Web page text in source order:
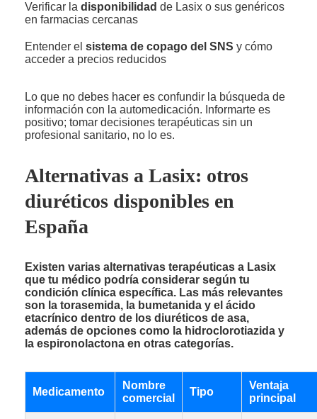
Verificar la disponibilidad de Lasix o sus genéricos
en farmacias cercanas
Entender el sistema de copago del SNS y cómo
acceder a precios reducidos
Lo que no debes hacer es confundir la búsqueda de
información con la automedicación. Informarte es
positivo; tomar decisiones terapéuticas sin un
profesional sanitario, no lo es.
Alternativas a Lasix: otros
diuréticos disponibles en
España
Existen varias alternativas terapéuticas a Lasix
que tu médico podría considerar según tu
condición clínica específica. Las más relevantes
son la torasemida, la bumetanida y el ácido
etacrínico dentro de los diuréticos de asa,
además de opciones como la hidroclorotiazida y
la espironolactona en otras categorías.
Medicamento
Nombre
comercial
Tipo
Ventaja
principal